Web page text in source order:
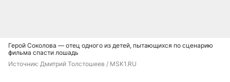
Герой Соколова — отец одного из детей, пытающихся по сценарию
фильма спасти лошадь
Источник: Дмитрий Толстошеев / MSK1.RU